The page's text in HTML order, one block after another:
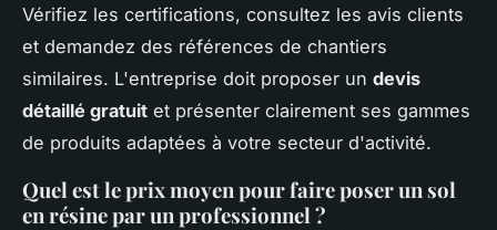
Vérifiez les certifications, consultez les avis clients
et demandez des références de chantiers
similaires. L'entreprise doit proposer un devis
détaillé gratuit et présenter clairement ses gammes
de produits adaptées à votre secteur d'activité.
Quel est le prix moyen pour faire poser un sol
en résine par un professionnel ?